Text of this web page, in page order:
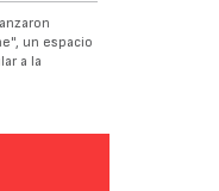
un espacio
a la